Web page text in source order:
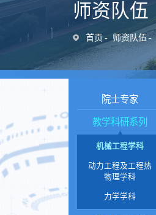
师资队伍
首页 师资队伍
院士专家
教学科研系列
机械工程学科
动力工程及工程热
物理学科
力学学科